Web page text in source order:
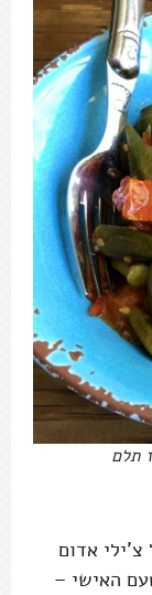
תלם
צ'ילי אדום
האישי –